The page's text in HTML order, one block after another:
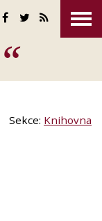
Sekce: Knihovna